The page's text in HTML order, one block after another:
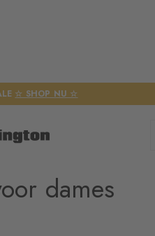
☆ SHOP NU ☆
dames